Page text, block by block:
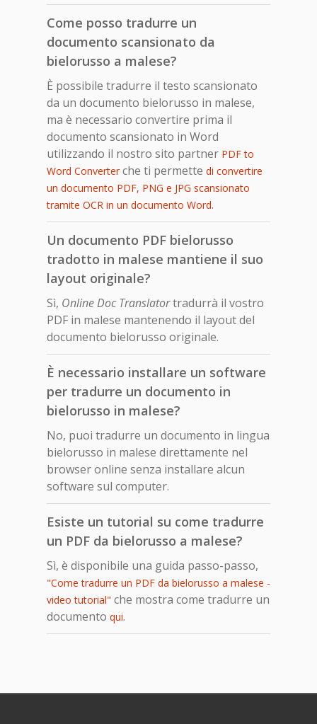
Come posso tradurre un
documento scansionato da
bielorusso a malese?
È possibile tradurre il testo scansionato
da un documento bielorusso in malese,
ma è necessario convertire prima il
documento scansionato in Word
utilizzando il nostro sito partner PDF to
Word Converterche ti permette di convertire
un documento PDF, PNG e JPG scansionato
tramite OCR in un documento Word.
Un documento PDF bielorusso
tradotto in malese mantiene il suo
layout originale?
Sì, Online Doc Translatortradurrà il vostro
PDF in malese mantenendo il layout del
documento bielorusso originale.
È necessario installare un software
per tradurre un documento in
bielorusso in malese?
No, puoi tradurre un documento in lingua
bielorusso in malese direttamente nel
browser online senza installare alcun
software sul computer.
Esiste un tutorial su come tradurre
un PDF da bielorusso a malese?
Sì, è disponibile una guida passo-passo,
"Come tradurre un PDF da bielorusso a malese -
video tutorial" che mostra come tradurre un
documento qui.